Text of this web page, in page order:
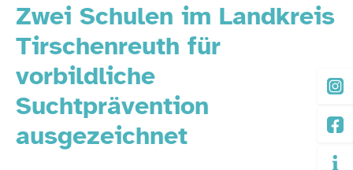
Zwei Schulen im Landkreis
Tirschenreuth für
vorbildliche
Suchtprävention
ausgezeichnet